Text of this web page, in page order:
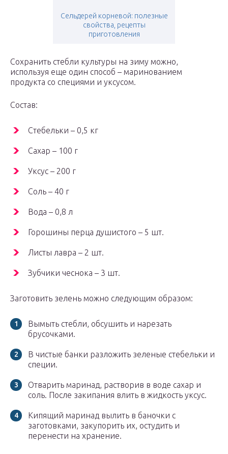
Сельдерей корневой: полезные
свойства, рецепты
приготовления
Сохранить стебли культуры на зиму можно,
используя еще один способ – маринованием
продукта со специями и уксусом.
Состав:
Стебельки – 0,5 кг
Сахар – 100 г
Уксус – 200 г
Соль – 40 г
Вода – 0,8 л
Горошины перца душистого – 5 шт.
Листы лавра – 2 шт.
Зубчики чеснока – 3 шт.
Заготовить зелень можно следующим образом:
Вымыть стебли, обсушить и нарезать
брусочками.
В чистые банки разложить зеленые стебельки и
специи.
Отварить маринад, растворив в воде сахар и
соль. После закипания влить в жидкость уксус.
Кипящий маринад вылить в баночки с
заготовками, закупорить их, остудить и
перенести на хранение.